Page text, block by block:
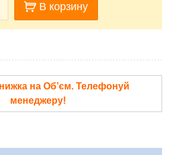
В корзину
на Об’єм. Телефонуй
менеджеру!